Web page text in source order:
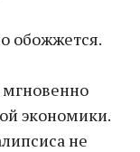
обожжется.
экономики.
не